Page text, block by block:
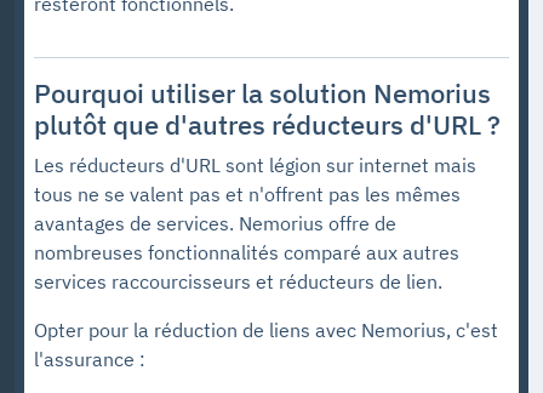
Pourquoi utiliser la solution Nemorius
plutôt que d'autres réducteurs d'URL ?
Les réducteurs d'URL sont légion sur internet mais
tous ne se valent pas et n'offrent pas les mêmes
avantages de services. Nemorius offre de
nombreuses fonctionnalités comparé aux autres
services raccourcisseurs et réducteurs de lien.
Opter pour la réduction de liens avec Nemorius, c'est
l'assurance :